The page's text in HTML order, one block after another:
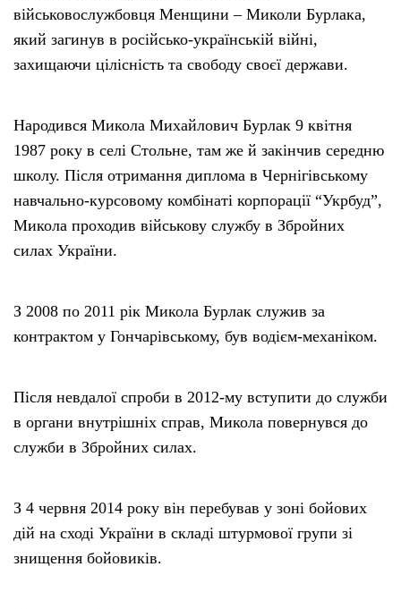
військовослужбовця Менщини – Миколи Бурлака,
який загинув в російсько-українській війні,
захищаючи цілісність та свободу своєї держави.
Народився Микола Михайлович Бурлак 9 квітня
1987 року в селі Стольне, там же й закінчив середню
школу. Після отримання диплома в Чернігівському
навчально-курсовому комбінаті корпорації “Укрбуд”,
Микола проходив військову службу в Збройних
силах України.
З 2008 по 2011 рік Микола Бурлак служив за
контрактом у Гончарівському, був водієм-механіком.
Після невдалої спроби в 2012-му вступити до служби
в органи внутрішніх справ, Микола повернувся до
служби в Збройних силах.
З 4 червня 2014 року він перебував у зоні бойових
дій на сході України в складі штурмової групи зі
знищення бойовиків.